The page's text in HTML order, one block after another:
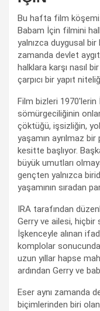
Bu hafta film
Babam İçin filmini
yalnızca duygusal bir
zamanda devlet
halklara karşı nasıl
çarpıcı bir yapıt
Film bizleri 1970'lerin
sömürgeciliğinin
çöktüğü, işsizliğin,
yaşamın ayrılmaz
kesitte başlıyor.
büyük umutları
gençten yalnızca
yaşamının sıradan
IRA tarafından
Gerry ve ailesi, hiçbir
İşkenceyle alınan
komplolar
uzun yıllar hapse
ardından Gerry ve
Eser aynı zamanda
biçimlerinden biri